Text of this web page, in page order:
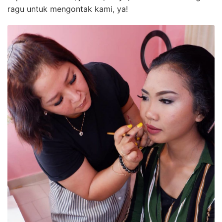
ragu untuk mengontak kami, ya!